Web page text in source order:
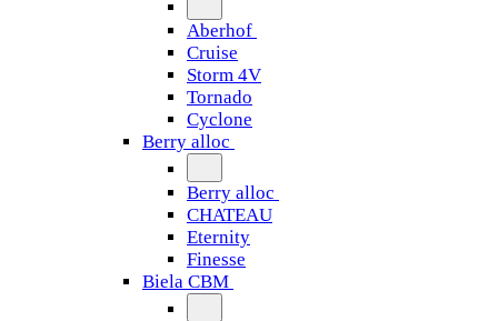
Aberhof
Cruise
Storm 4V
Tornado
Сyclone
Berry alloc
Berry alloc
CHATEAU
Eternity
Finesse
Biela CBM